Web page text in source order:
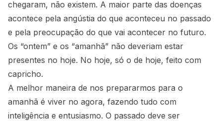
chegaram, não existem. A maior parte das doenças
acontece pela angústia do que aconteceu no passado
e pela preocupação do que vai acontecer no futuro.
Os “ontem” e os “amanhã” não deveriam estar
presentes no hoje. No hoje, só o de hoje, feito com
capricho.
A melhor maneira de nos prepararmos para o
amanhã é viver no agora, fazendo tudo com
inteligência e entusiasmo. O passado deve ser